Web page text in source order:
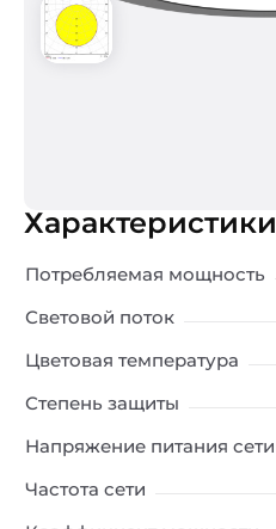
Характеристики
Потребляемая мощность
Световой поток
Цветовая температура
Степень защиты
Напряжение питания сети
Частота сети